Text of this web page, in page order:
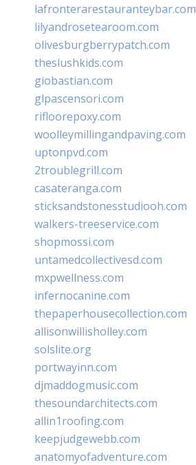
lafronterarestauranteybar.com
lilyandrosetearoom.com
olivesburgberrypatch.com
theslushkids.com
giobastian.com
glpascensori.com
rifloorepoxy.com
woolleymillingandpaving.com
uptonpvd.com
2troublegrill.com
casateranga.com
sticksandstonesstudiooh.com
walkers-treeservice.com
shopmossi.com
untamedcollectivesd.com
mxpwellness.com
infernocanine.com
thepaperhousecollection.com
allisonwillisholley.com
solslite.org
portwayinn.com
djmaddogmusic.com
thesoundarchitects.com
allin1roofing.com
keepjudgewebb.com
anatomyofadventure.com